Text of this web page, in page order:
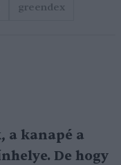
greendex
a kanapé a
De hogy